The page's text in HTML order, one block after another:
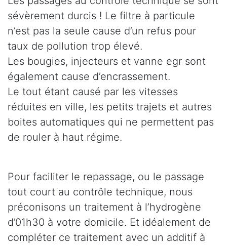
sévèrement durcis ! Le filtre à particule
n’est pas la seule cause d’un refus pour
taux de pollution trop élevé.
Les bougies, injecteurs et vanne egr sont
également cause d’encrassement.
Le tout étant causé par les vitesses
réduites en ville, les petits trajets et autres
boites automatiques qui ne permettent pas
de rouler à haut régime.
Pour faciliter le repassage, ou le passage
tout court au contrôle technique, nous
préconisons un traitement à l’hydrogène
d’01h30 à votre domicile. Et idéalement de
compléter ce traitement avec un additif à